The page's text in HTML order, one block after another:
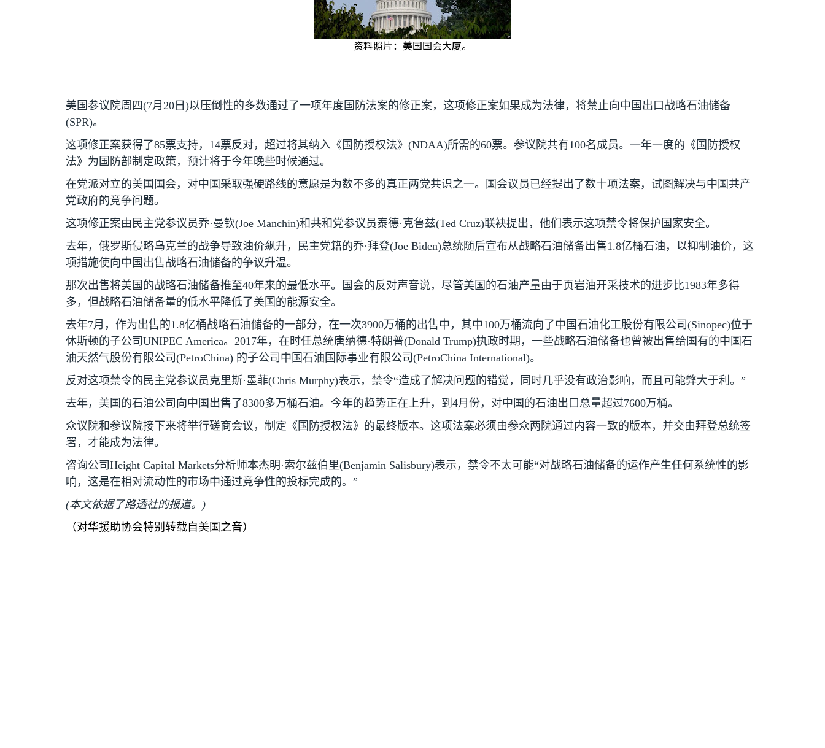
资料照片：美国国会大厦。
美国参议院周四(7月 20 日 )以压倒性的多数通过了一项年度国防法案的修正案，这项修正案如果成为法律，将禁止向中国出口战略石油储备
(SPR)。
这项修正案获得了85票支持， 14票反对，超过将其纳入《国防授权法》 (NDAA)所需的60票。参议院共有100名成员。一年一度的《国防授权
法》为国防部制定政策，预计将于今年晚些时候通过。
在党派对立的美国国会，对中国采取强硬路线的意愿是为数不多的真正两党共识之一。国会议员已经提出了数十项法案，试图解决与中国共产
党政府的竞争问题。
这项修正案由民主党参议员乔·曼钦(Joe Manchin)和共和党参议员泰德·克鲁兹(Ted Cruz)联袂提出，他们表示这项禁令将保护国家安全。
去年，俄罗斯侵略乌克兰的战争导致油价飙升，民主党籍的乔·拜登(Joe Biden)总统随后宣布从战略石油储备出售1.8亿桶石油，以抑制油价，这
项措施使向中国出售战略石油储备的争议升温。
那次出售将美国的战略石油储备推至40年来的最低水平。国会的反对声音说，尽管美国的石油产量由于页岩油开采技术的进步比1983年多得
多，但战略石油储备量的低水平降低了美国的能源安全。
去年7月，作为出售的1.8亿桶战略石油储备的一部分，在一次3900万桶的出售中，其中100万桶流向了中国石油化工股份有限公司 (Sinopec)位于
休斯顿的子公司 UNIPEC America。 2017年，在时任总统唐纳德·特朗普(Donald Trump)执政时期，一些战略石油储备也曾被出售给国有的中国石
油天然气股份有限公司 (PetroChina) 的子公司中国石油国际事业有限公司 (PetroChina International)。
反对这项禁令的民主党参议员克里斯·墨菲(Chris Murphy)表示，禁令“造成了解决问题的错觉，同时几乎没有政治影响，而且可能弊大于利。”
去年，美国的石油公司向中国出售了8300多万桶石油。今年的趋势正在上升，到 4月份，对中国的石油出口总量超过7600万桶。
众议院和参议院接下来将举行磋商会议，制定《国防授权法》的最终版本。这项法案必须由参众两院通过内容一致的版本，并交由拜登总统签
署，才能成为法律。
咨询公司 Height Capital Markets分析师本杰明·索尔兹伯里(Benjamin Salisbury)表示，禁令不太可能“对战略石油储备的运作产生任何系统性的影
响，这是在相对流动性的市场中通过竞争性的投标完成的。”
(本文依据了路透社的报道。 )
（对华援助协会特别转载自美国之音）